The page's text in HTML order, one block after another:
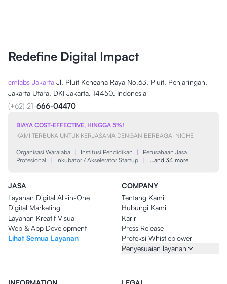
Redefine Digital Impact
cmlabs Jakarta Jl. Pluit Kencana Raya No.63, Pluit, Penjaringan,
Jakarta Utara, DKI Jakarta, 14450, Indonesia
(+62) 21-666-04470
BIAYA COST-EFFECTIVE, HINGGA 5%!
KAMI TERBUKA UNTUK KERJASAMA DENGAN BERBAGAI NICHE
Organisasi Waralaba | Institusi Pendidikan |
Perusahaan Jasa
Profesional
| Inkubator / Akselerator Startup | …and 34 more
JASA
Layanan Digital All-in-One
Digital Marketing
Layanan Kreatif Visual
Web & App Development
Lihat Semua Layanan
COMPANY
Tentang Kami
Hubungi Kami
Karir
Press Release
Proteksi Whistleblower
Penyesuaian layanan